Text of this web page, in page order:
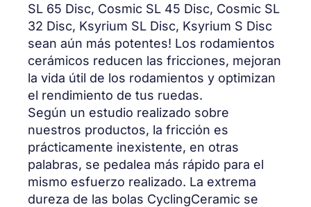
SL 65 Disc, Cosmic SL 45 Disc, Cosmic SL
32 Disc, Ksyrium SL Disc, Ksyrium S Disc
sean aún más potentes! Los rodamientos
cerámicos reducen las fricciones, mejoran
la vida útil de los rodamientos y optimizan
el rendimiento de tus ruedas.
Según un estudio realizado sobre
nuestros productos, la fricción es
prácticamente inexistente, en otras
palabras, se pedalea más rápido para el
mismo esfuerzo realizado. La extrema
dureza de las bolas CyclingCeramic se